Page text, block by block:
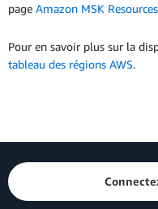
page Amazon MSK Resources
Pour en savoir plus sur la
tableau des régions AWS.